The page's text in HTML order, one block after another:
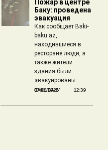
Пожар в центре
Баку: проведена
эвакуация
Как сообщает Baki-
baku.az,
находившиеся в
ресторане люди, а
также жители
здания были
эвакуированы.
БАКЫБАКУ
07/08/2026 12:39